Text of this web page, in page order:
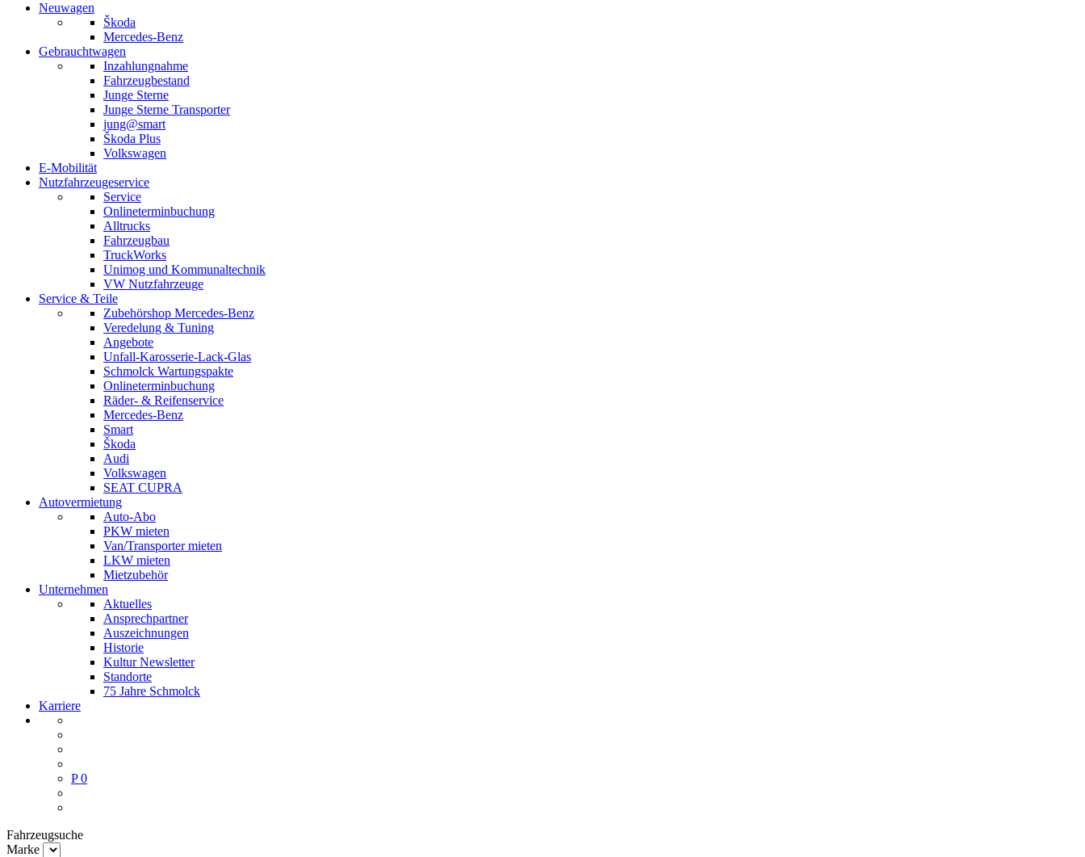
Neuwagen
Škoda
Mercedes-Benz
Gebrauchtwagen
Inzahlungnahme
Fahrzeugbestand
Junge Sterne
Junge Sterne Transporter
jung@smart
Škoda Plus
Volkswagen
E-Mobilität
Nutzfahrzeugeservice
Service
Onlineterminbuchung
Alltrucks
Fahrzeugbau
TruckWorks
Unimog und Kommunaltechnik
VW Nutzfahrzeuge
Service & Teile
Zubehörshop Mercedes-Benz
Veredelung & Tuning
Angebote
Unfall-Karosserie-Lack-Glas
Schmolck Wartungspakte
Onlineterminbuchung
Räder- & Reifenservice
Mercedes-Benz
Smart
Škoda
Audi
Volkswagen
SEAT CUPRA
Autovermietung
Auto-Abo
PKW mieten
Van/Transporter mieten
LKW mieten
Mietzubehör
Unternehmen
Aktuelles
Ansprechpartner
Auszeichnungen
Historie
Kultur Newsletter
Standorte
75 Jahre Schmolck
Karriere
P 0
Fahrzeugsuche
Marke